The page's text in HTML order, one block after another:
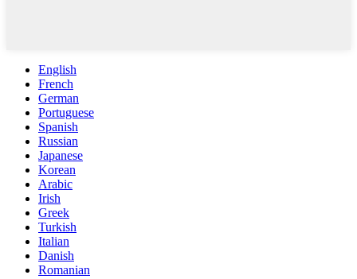
English
French
German
Portuguese
Spanish
Russian
Japanese
Korean
Arabic
Irish
Greek
Turkish
Italian
Danish
Romanian